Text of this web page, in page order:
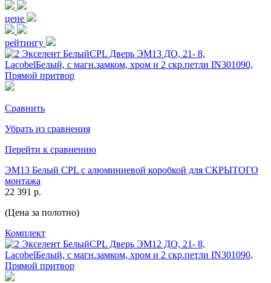
цене
рейтингу
Сравнить
Убрать из сравнения
Перейти к сравнению
ЭМ13 Белый CPL с алюминиевой коробкой для СКРЫТОГО
монтажа
22 391 р.
(Цена за полотно)
Комплект